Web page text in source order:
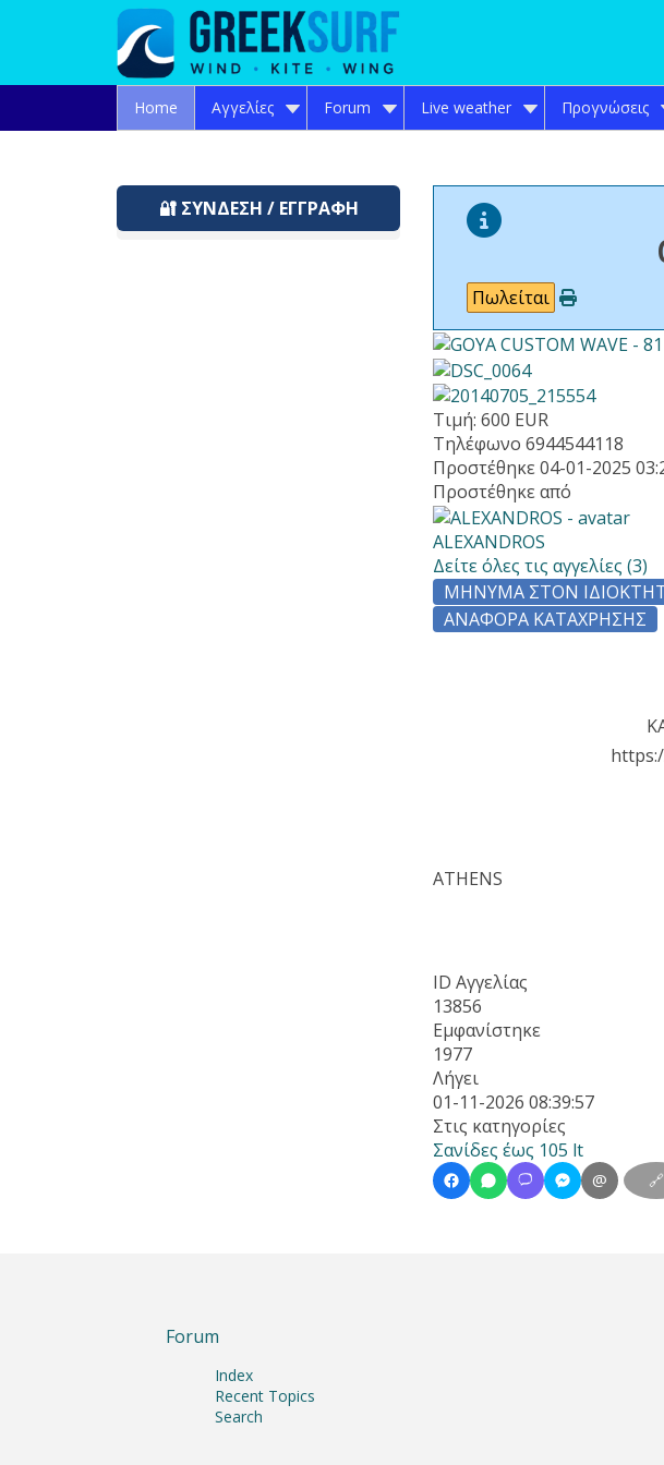
Home Αγγελίες Forum Live weather Προγνώσεις
🔐 ΣΎΝΔΕΣΗ / ΕΓΓΡΑΦΉ
Πωλείται
Τιμή: 600 EUR
Τηλέφωνο 6944544118
Προστέθηκε04-01-2025
Προστέθηκε από
ALEXANDROS
Δείτε όλες τις αγγελίες (3)
ΜΉΝΥΜΑ ΣΤΟΝ
ΑΝΑΦΟΡΆ ΚΑΤΆΧΡΗΣΗΣ
ATHENS
ID Αγγελίας
13856
Εμφανίστηκε
1977
Λήγει
01-11-2026 08:39:57
Στις κατηγορίες
Σανίδες έως 105 lt
@ 🔗
Forum
Index
Recent Topics
Search